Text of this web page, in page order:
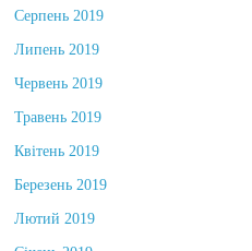
Серпень 2019
Липень 2019
Червень 2019
Травень 2019
Квітень 2019
Березень 2019
Лютий 2019